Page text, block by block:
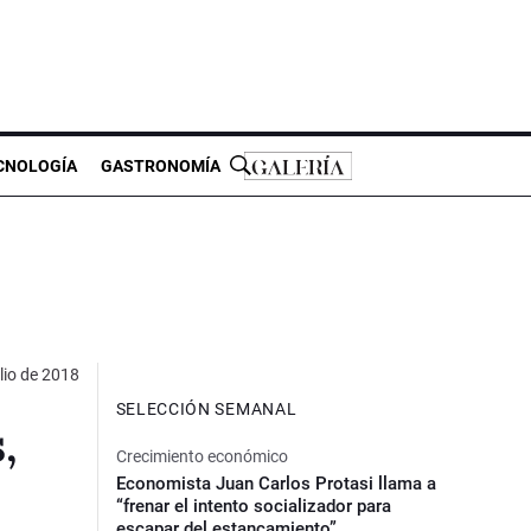
GASTRONOMÍA
de 2018
SELECCIÓN SEMANAL
Crecimiento económico
Economista Juan Carlos Protasi llama a
“frenar el intento socializador para